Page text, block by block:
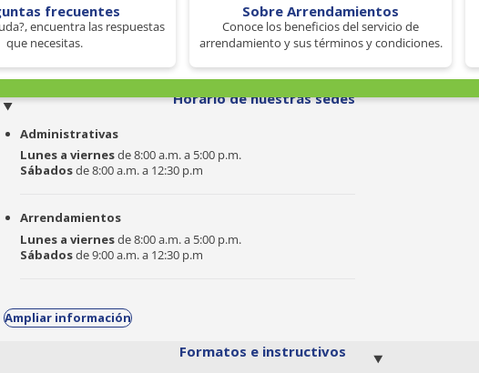
frecuentes
encuentra las respuestas
que necesitas.
Sobre Arrendamientos
Conoce los beneficios del servicio de
arrendamiento y sus términos y condiciones.
Horario de nuestras sedes
Administrativas
Lunes a viernesde 8:00 a.m. a 5:00 p.m.
Sábadosde 8:00 a.m. a 12:30 p.m
Arrendamientos
Lunes a viernesde 8:00 a.m. a 5:00 p.m.
Sábadosde 9:00 a.m. a 12:30 p.m
Ampliar información
Formatos e instructivos